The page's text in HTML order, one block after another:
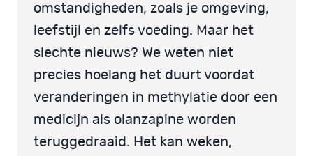
omstandigheden, zoals je omgeving,
leefstijl en zelfs voeding. Maar het
slechte nieuws? We weten niet
precies hoelang het duurt voordat
veranderingen in methylatie door een
medicijn als olanzapine worden
teruggedraaid. Het kan weken,